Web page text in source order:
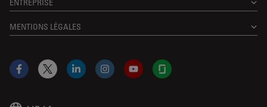
ENTREPRISE
MENTIONS LÉGALES
Facebook
X LinkedInInstagramYouTubeGlassdoor